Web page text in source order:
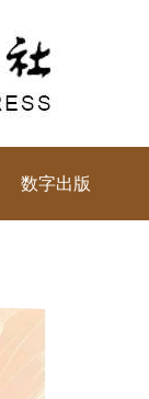
数字出版